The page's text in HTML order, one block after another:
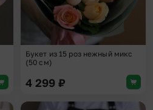
Букет из 15 роз нежный микс
(50 см)
4 299 ₽